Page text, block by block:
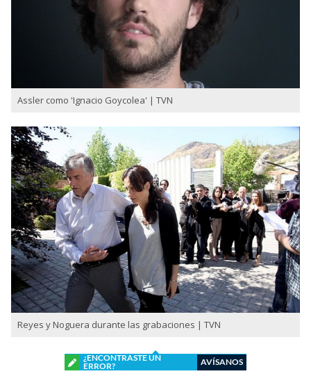
Assler como 'Ignacio Goycolea' | TVN
Reyes y Noguera durante las grabaciones | TVN
¿ENCONTRASTE UN
ERROR?
AVÍSANOS